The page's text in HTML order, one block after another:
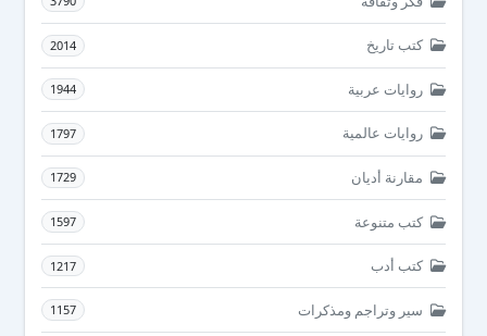
كتب تاريخ 2014
روايات عربية 1944
روايات عالمية 1797
مقارنة أديان 1729
كتب متنوعة 1597
كتب أدب 1217
سير وتراجم ومذكرات 1157